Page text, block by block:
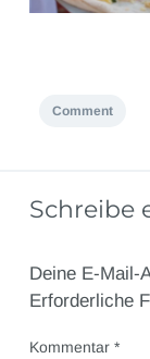
Comment
Schreibe
Deine E-Mail-
Erforderliche
Kommentar *